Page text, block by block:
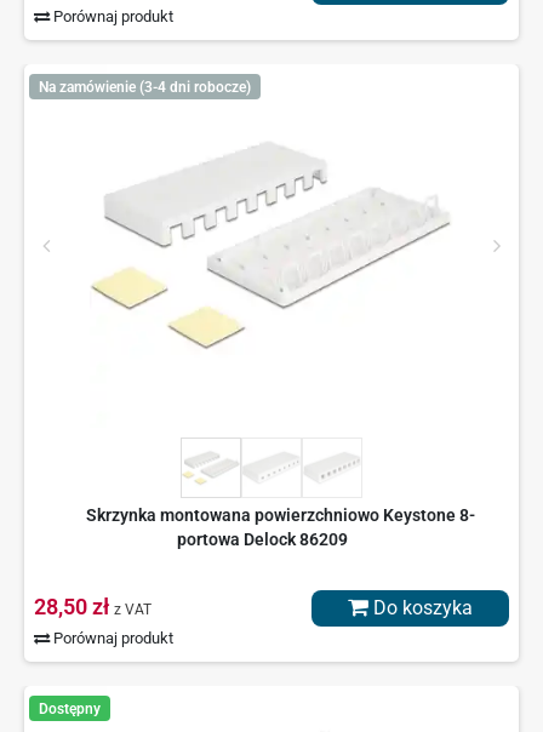
Porównaj produkt
Na zamówienie (3-4 dni robocze)
Skrzynka montowana powierzchniowo Keystone 8-
portowa Delock 86209
28,50 zł z VAT
Porównaj produkt
Do koszyka
Dostępny